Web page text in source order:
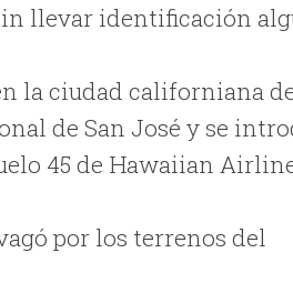
llevar identificación
la ciudad californiana
de San José y se
45 de Hawaiian
por los terrenos del